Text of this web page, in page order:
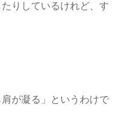
りしているけれど、す
が凝る」というわけで